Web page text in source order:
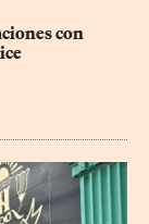
con